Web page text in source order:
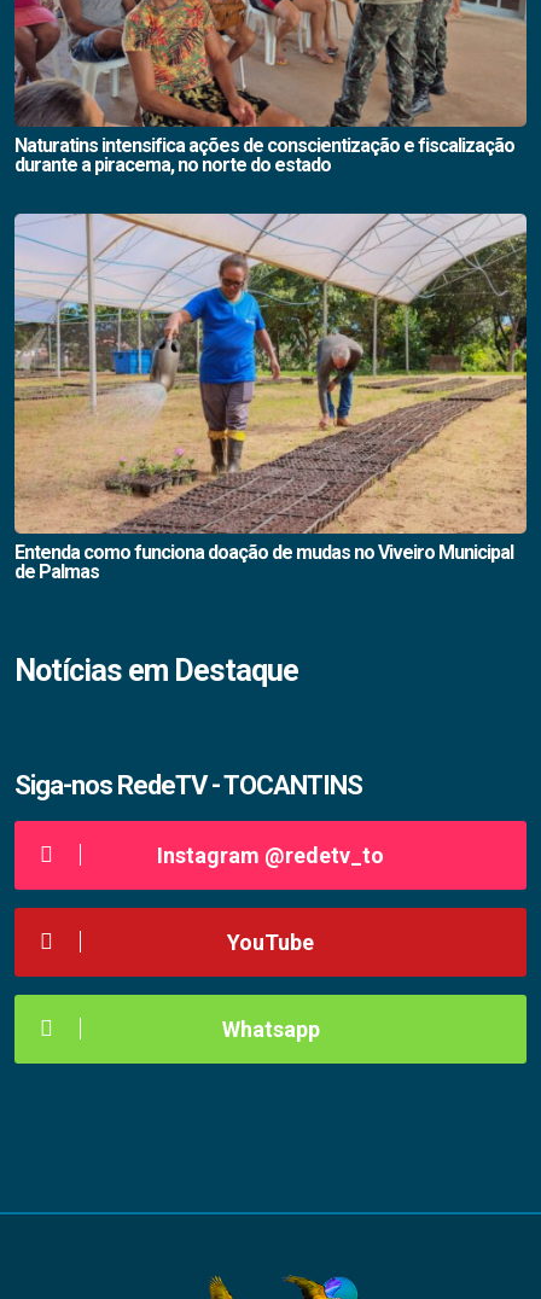
Naturatins intensifica ações de conscientização e fiscalização
durante a piracema, no norte do estado
Entenda como funciona doação de mudas no Viveiro Municipal
de Palmas
Notícias em Destaque
Siga-nos RedeTV - TOCANTINS
Instagram @redetv_to
YouTube
Whatsapp